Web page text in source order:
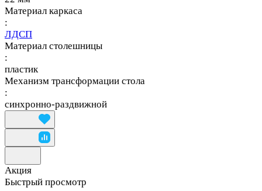
Материал каркаса
:
ЛДСП
Материал столешницы
:
пластик
Механизм трансформации стола
:
синхронно-раздвижной
Акция
Быстрый просмотр